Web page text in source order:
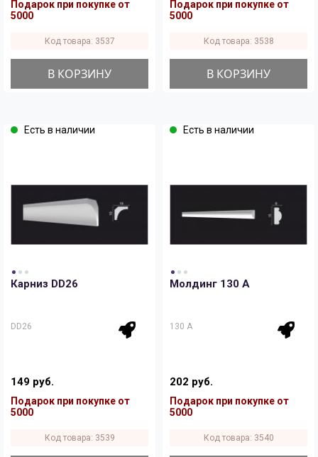
Подарок при покупке от
5000
Код товара: 3537
В КОРЗИНУ
Подарок при покупке от
5000
Код товара: 3538
В КОРЗИНУ
Есть в наличии
Карниз DD26
DD26
149 руб.
Подарок при покупке от
5000
Код товара: 3539
Есть в наличии
Молдинг 130 A
130 A
202 руб.
Подарок при покупке от
5000
Код товара: 3540